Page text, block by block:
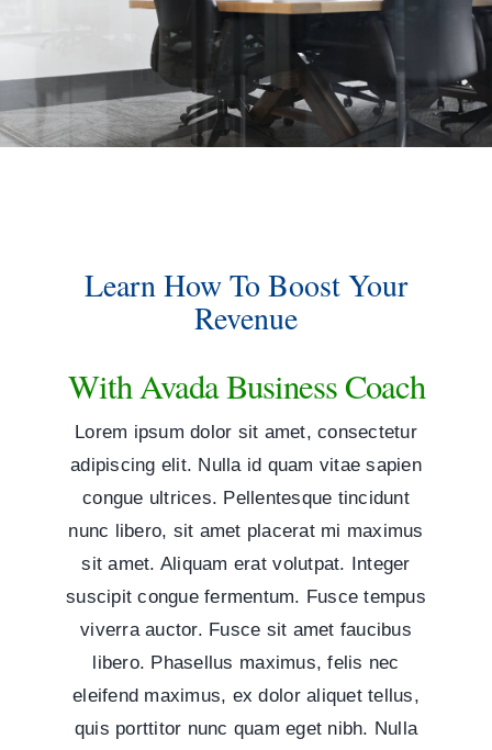
Learn How To Boost Your
Revenue
With Avada Business Coach
Lorem ipsum dolor sit amet, consectetur
adipiscing elit. Nulla id quam vitae sapien
congue ultrices. Pellentesque tincidunt
nunc libero, sit amet placerat mi maximus
sit amet. Aliquam erat volutpat. Integer
suscipit congue fermentum. Fusce tempus
viverra auctor. Fusce sit amet faucibus
libero. Phasellus maximus, felis nec
eleifend maximus, ex dolor aliquet tellus,
quis porttitor nunc quam eget nibh. Nulla